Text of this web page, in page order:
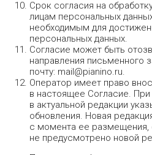
Срок согласия на
лицам персональных
необходимым для
персональных данных.
Согласие может быть
направления письменного
почту: mail@pianino.ru.
Оператор имеет право
в настоящее Согласие.
в актуальной редакции
обновления. Новая
с момента ее размещения,
не предусмотрено новой